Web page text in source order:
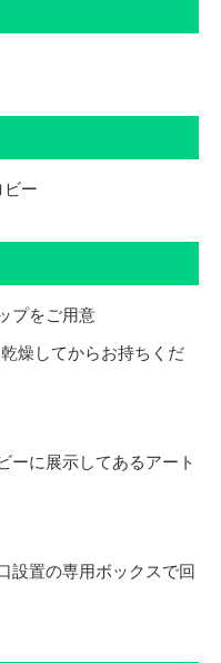
ー
プをご用意
燥してからお持ちくだ
に展示してあるアート
置の専用ボックスで回